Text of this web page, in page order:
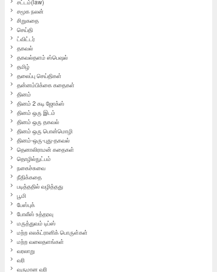
சமூக நலன்
சிறுகதை
செய்தி
ட்விட்டர்
தகவல்
தகவல்தளம் ஸ்பெஷல்
தமிழ்
தலைப்பு செய்திகள்
தன்னம்பிக்கை கதைகள்
தினம்
தினம் 2 கடி ஜோக்ஸ்
தினம் ஒரு இடம்
தினம் ஒரு தகவல்
தினம் ஒரு பொன்மொழி
தினம்-ஒரு-புது-தகவல்
தெனாலிராமன் கதைகள்
தொழில்நுட்பம்
நகைச்சுவை
நீதிக்கதை
படித்ததில் வழித்தது
பூமி
பேஸ்புக்
போலீஸ் உத்தரவு
மருத்துவம் டிப்ஸ்
மற்ற எலக்ட்ரானிக் பொருள்கள்
மற்ற வலைதளங்கள்
வரலாறு
வரி
வருமான வரி